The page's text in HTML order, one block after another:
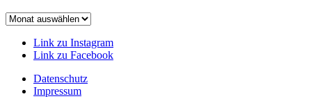
Beitragsarchiv
Link zu Instagram
Link zu Facebook
Datenschutz
Impressum